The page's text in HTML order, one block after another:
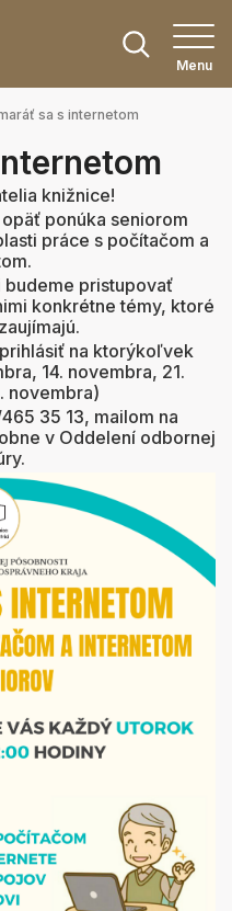
Menu
sa s internetom
knižnice!
ponúka seniorom
práce s počítačom a
budeme pristupovať
konkrétne témy, ktoré
na ktorýkoľvek
14. novembra, 21.
novembra)
35 13, mailom na
v Oddelení odbornej